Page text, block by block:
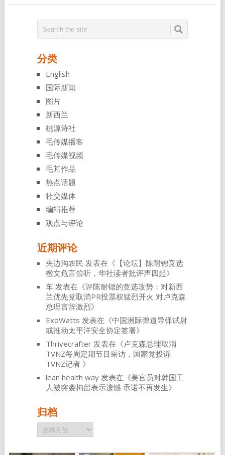
分类
English
国际新闻
图片
新西兰
桃源诗社
毛传媒播客
毛传媒视频
毛芃作品
热点话题
社交媒体
编辑推荐
观点与评论
近期评论
夹边沟农民 发表在《 【论坛】陈耐锶竞选
檄文危言耸听，华社读者批评声四起》
车发表在《评陈耐锶的竞选攻势：对新西
兰优先党取消PR投票权猛烈开火 对卢克森
总理言辞激烈》
ExoWatts 发表在《中国洲际弹道导弹试射
或推动太平洋安全协定签署》
Thrivecrafter发表在《卢克森总理取消
TVNZ每周定期节目采访，国家党投诉
TVNZ记者 》
lean health way发表在《美官员对韩国工
人被突袭拘留表示遗憾 承诺不再发生》
归档
归
档